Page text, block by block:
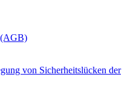
(AGB)
von Sicherheitslücken der